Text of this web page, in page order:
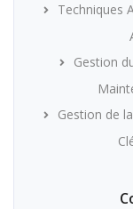
Techniques
Gestion
Gestion de